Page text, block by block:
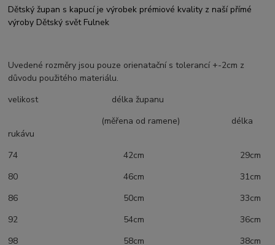
Dětský župan s kapucí je výrobek prémiové kvality z naší přímé
výroby Dětský svět Fulnek
Uvedené rozměry jsou pouze orienatační s tolerancí +-2cm z
důvodu použitého materiálu.
velikost délka županu
(měřena od ramene) délka
rukávu
74 42cm 29cm
80 46cm 31cm
86 50cm 33cm
92 54cm 36cm
98 58cm 38cm